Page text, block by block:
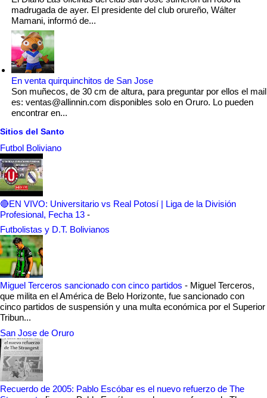
madrugada de ayer. El presidente del club orureño, Wálter
Mamani, informó de...
En venta quirquinchitos de San Jose
Son muñecos, de 30 cm de altura, para preguntar por ellos el mail
es: ventas@allinnin.com disponibles solo en Oruro. Lo pueden
encontrar en...
Sitios del Santo
Futbol Boliviano
🔴EN VIVO: Universitario vs Real Potosí | Liga de la División
Profesional, Fecha 13 -
Futbolistas y D.T. Bolivianos
Miguel Terceros sancionado con cinco partidos - Miguel Terceros,
que milita en el América de Belo Horizonte, fue sancionado con
cinco partidos de suspensión y una multa económica por el Superior
Tribun...
San Jose de Oruro
Recuerdo de 2005: Pablo Escóbar es el nuevo refuerzo de The